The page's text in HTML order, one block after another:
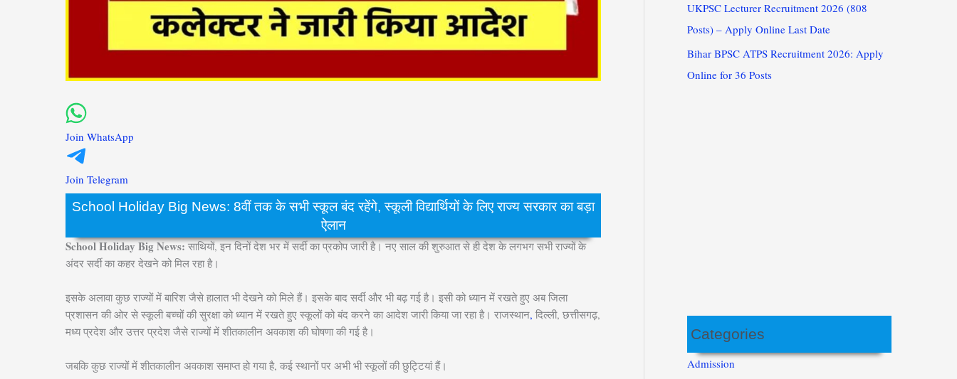
Join WhatsApp
Join Telegram
School Holiday Big News: 8वीं तक के सभी स्कूल बंद रहेंगे, स्कूली विद्यार्थियों के लिए राज्य सरकार का बड़ा
ऐलान
School Holiday Big News:साथियों, इन दिनों देश भर में सर्दी का प्रकोप जारी है। नए साल की शुरुआत से ही देश के लगभग सभी राज्यों के
अंदर सर्दी का कहर देखने को मिल रहा है।
इसके अलावा कुछ राज्यों में बारिश जैसे हालात भी देखने को मिले हैं। इसके बाद सर्दी और भी बढ़ गई है। इसी को ध्यान में रखते हुए अब जिला
प्रशासन की ओर से स्कूली बच्चों की सुरक्षा को ध्यान में रखते हुए स्कूलों को बंद करने का आदेश जारी किया जा रहा है। राजस्थान, दिल्ली, छत्तीसगढ़,
मध्य प्रदेश और उत्तर प्रदेश जैसे राज्यों में शीतकालीन अवकाश की घोषणा की गई है।
जबकि कुछ राज्यों में शीतकालीन अवकाश समाप्त हो गया है, कई स्थानों पर अभी भी स्कूलों की छुट्टियां हैं।
UKPSC Lecturer Recruitment 2026 (808
Posts) – Apply Online Last Date
Bihar BPSC ATPS Recruitment 2026: Apply
Online for 36 Posts
Categories
Admission